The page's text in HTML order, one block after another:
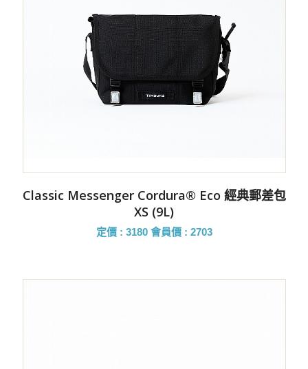
Classic Messenger Cordura® Eco 經典郵差包
XS (9L)
定價 : 3180 會員價 : 2703